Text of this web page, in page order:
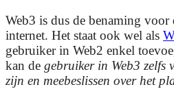
Web3 is dus de benaming voor
internet. Het staat ook wel als
gebruiker in Web2 enkel
kan de gebruiker in Web3 zelfs
zijn en meebeslissen over het